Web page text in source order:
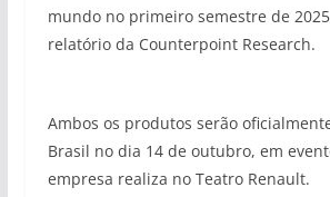
mundo no primeiro semestre de
relatório da Counterpoint Research.
Ambos os produtos serão
Brasil no dia 14 de outubro, em
empresa realiza no Teatro Renault.